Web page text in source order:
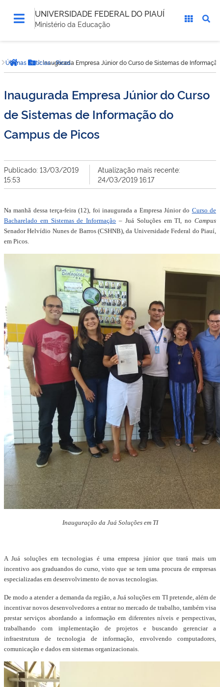
UNIVERSIDADE FEDERAL DO PIAUÍ
Ministério da Educação
está
aqui:Página inicial
Botão Menu
Últimas Notícias - PicosInaugurada Empresa Júnior do Curso de Sistemas de
Inaugurada Empresa Júnior do Curso
de Sistemas de Informação do
Campus de Picos
Publicado: 13/03/2019
15:53
Atualização mais recente:
24/03/2019 16:17
Na manhã dessa terça-feira (12), foi inaugurada a Empresa Júnior do Curso de
Bacharelado em Sistemas de Informação – Juá Soluções em TI, noCampus
Senador Helvídio Nunes de Barros (CSHNB), da Universidade Federal do Piauí,
em Picos.
Inauguração da Juá Soluções em TI
A Juá soluções em tecnologias é uma empresa júnior que trará mais um
incentivo aos graduandos do curso, visto que se tem uma procura de empresas
especializadas em desenvolvimento de novas tecnologias.
De modo a atender a demanda da região, a Juá soluções em TI pretende, além de
incentivar novos desenvolvedores a entrar no mercado de trabalho, também visa
prestar serviços abordando a informação em diferentes níveis e perspectivas,
trabalhando com implementação de projetos e buscando gerenciar a
infraestrutura de tecnologia de informação, envolvendo computadores,
comunicação e dados em sistemas organizacionais.